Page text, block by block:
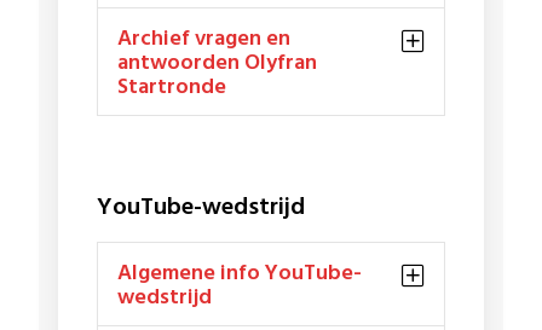
Archief vragen en
antwoorden Olyfran
Startronde
YouTube-wedstrijd
algemene info YouTube-
wedstrijd